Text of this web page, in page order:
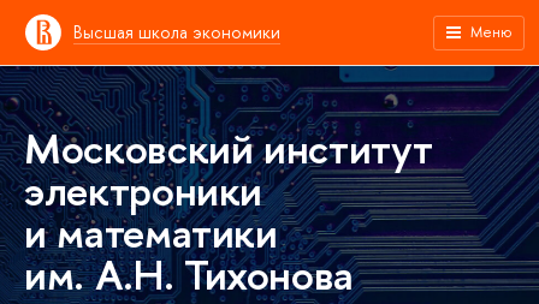
Высшая школа экономики Меню
Московский институт
электроники
и математики
им. А.Н. Тихонова